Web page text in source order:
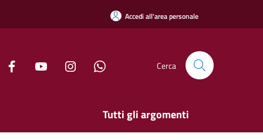
Accedi all'area personale
Cerca
Tutti gli argomenti